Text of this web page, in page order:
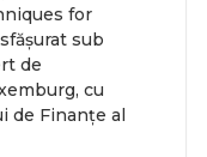
for
sub
de
cu
de Finanțe al